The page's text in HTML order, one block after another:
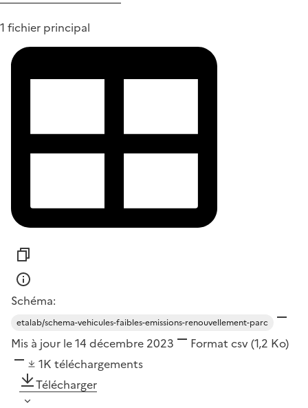
1 fichier principal
Schéma:
etalab/schema-vehicules-faibles-emissions-renouvellement-parc
Mis à jour le 14 décembre 2023 Format csv(1,2 Ko)
1K téléchargements
Télécharger